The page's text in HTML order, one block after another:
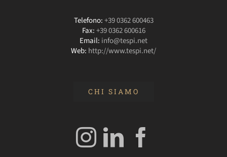
Telefono:+39 0362 600463
Fax:+39 0362 600616
Email: info@tespi.net
Web: http://www.tespi.net/
CHI SIAMO